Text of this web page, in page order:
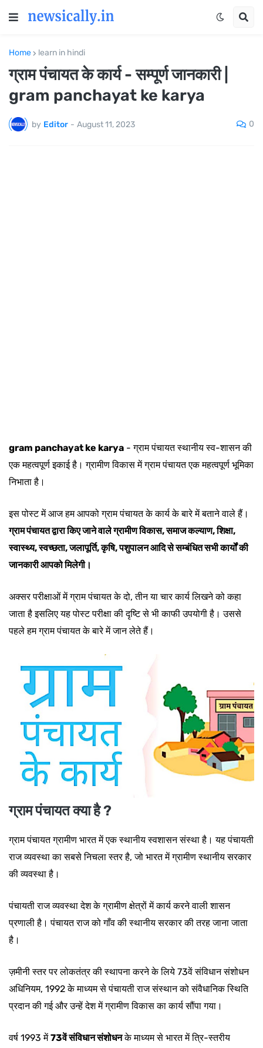
Home learn in hindi
ग्राम पंचायत के कार्य - सम्पूर्ण जानकारी |
gram panchayat ke karya
by Editor - August 11, 2023 0
gram panchayat ke karya - ग्राम पंचायत स्थानीय स्व-शासन की
एक महत्वपूर्ण इकाई है। ग्रामीण विकास में ग्राम पंचायत एक महत्वपूर्ण भूमिका
निभाता है।
इस पोस्ट में आज हम आपको ग्राम पंचायत के कार्य के बारे में बताने वाले हैं।
ग्राम पंचायत द्वारा किए जाने वाले ग्रामीण विकास, समाज कल्याण, शिक्षा,
स्वास्थ्य, स्वच्छता, जलापूर्ति, कृषि, पशुपालन आदि से सम्बंधित सभी कार्यों की
जानकारी आपको मिलेगी।
अक्सर परीक्षाओं में ग्राम पंचायत के दो, तीन या चार कार्य लिखने को कहा
जाता है इसलिए यह पोस्ट परीक्षा की दृष्टि से भी काफी उपयोगी है। उससे
पहले हम ग्राम पंचायत के बारे में जान लेते हैं।
ग्राम पंचायत क्या है ?
ग्राम पंचायत ग्रामीण भारत में एक स्थानीय स्वशासन संस्था है। यह पंचायती
राज व्यवस्था का सबसे निचला स्तर है, जो भारत में ग्रामीण स्थानीय सरकार
की व्यवस्था है।
पंचायती राज व्यवस्था देश के ग्रामीण क्षेत्रों में कार्य करने वाली शासन
प्रणाली है। पंचायत राज को गाँव की स्थानीय सरकार की तरह जाना जाता
है।
ज़मीनी स्तर पर लोकतंत्र की स्थापना करने के लिये 73वें संविधान संशोधन
अधिनियम, 1992 के माध्यम से पंचायती राज संस्थान को संवैधानिक स्थिति
प्रदान की गई और उन्हें देश में ग्रामीण विकास का कार्य सौंपा गया।
वर्ष 1993 में73वें संविधान संशोधनके माध्यम से भारत में त्रि-स्तरीय